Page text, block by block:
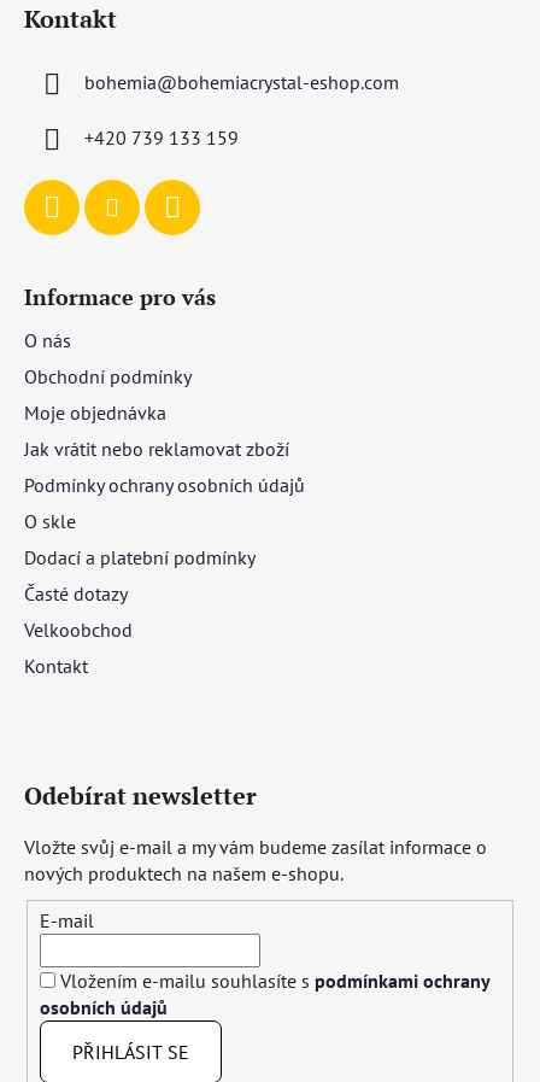
Kontakt
bohemia@bohemiacrystal-eshop.com
+420 739 133 159
Informace pro vás
O nás
Obchodní podmínky
Moje objednávka
Jak vrátit nebo reklamovat zboží
Podmínky ochrany osobních údajů
O skle
Dodací a platební podmínky
Časté dotazy
Velkoobchod
Kontakt
Odebírat newsletter
Vložte svůj e-mail a my vám budeme zasílat informace o
nových produktech na našem e-shopu.
E-mail
Vložením e-mailu souhlasíte s podmínkami ochrany
osobních údajů
PŘIHLÁSIT SE